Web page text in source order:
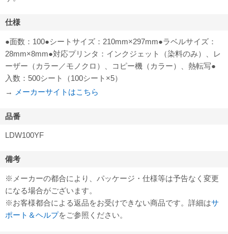
仕様
●面数：100●シートサイズ：210mm×297mm●ラベルサイズ：
28mm×8mm●対応プリンタ：インクジェット（染料のみ）、レ
ーザー（カラー／モノクロ）、コピー機（カラー）、熱転写●
入数：500シート（100シート×5）
→
メーカーサイトはこちら
品番
LDW100YF
備考
※メーカーの都合により、パッケージ・仕様等は予告なく変更
になる場合がございます。
※お客様都合による返品をお受けできない商品です。詳細はサ
ポート＆ヘルプをご参照ください。